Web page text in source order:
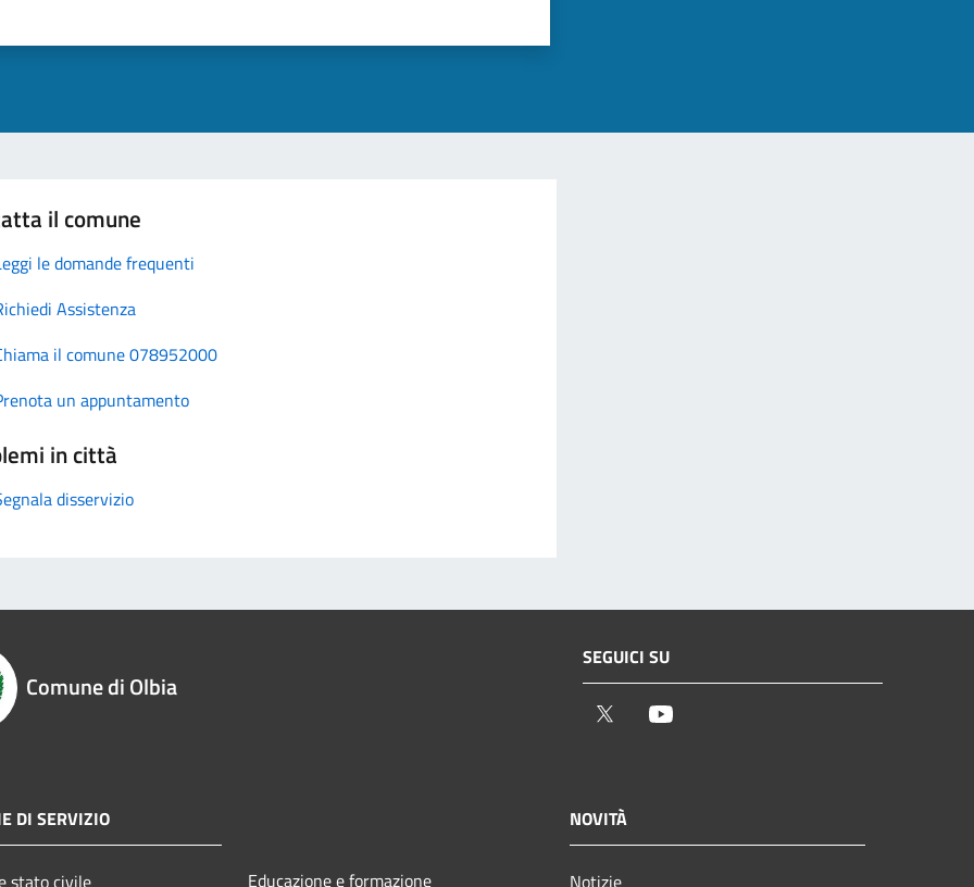
il comune
le domande frequenti
Assistenza
il comune 078952000
un appuntamento
in città
disservizio
Comune di Olbia
SEGUICI SU
Twitter
DI SERVIZIO
stato civile
Educazione e formazione
NOVITÀ
Notizie